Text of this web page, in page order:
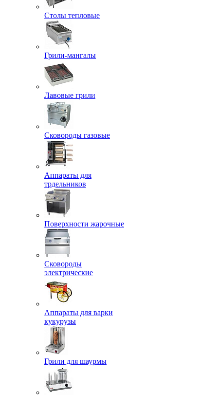
Столы тепловые
Грили-мангалы
Лавовые грили
Сковороды газовые
Аппараты для
трдельников
Поверхности жарочные
Сковороды
электрические
Аппараты для варки
кукурузы
Грили для шаурмы